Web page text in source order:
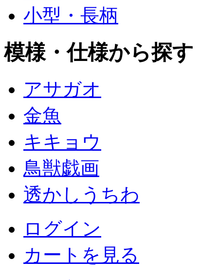
小型・長柄
模様・仕様から探す
アサガオ
金魚
キキョウ
鳥獣戯画
透かしうちわ
ログイン
カートを見る